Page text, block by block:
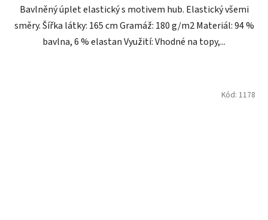
Bavlněný úplet elastický s motivem hub. Elastický všemi
směry. Šířka látky: 165 cm Gramáž: 180 g/m2 Materiál: 94 %
bavlna, 6 % elastan Využití: Vhodné na topy,...
Kód: 1178